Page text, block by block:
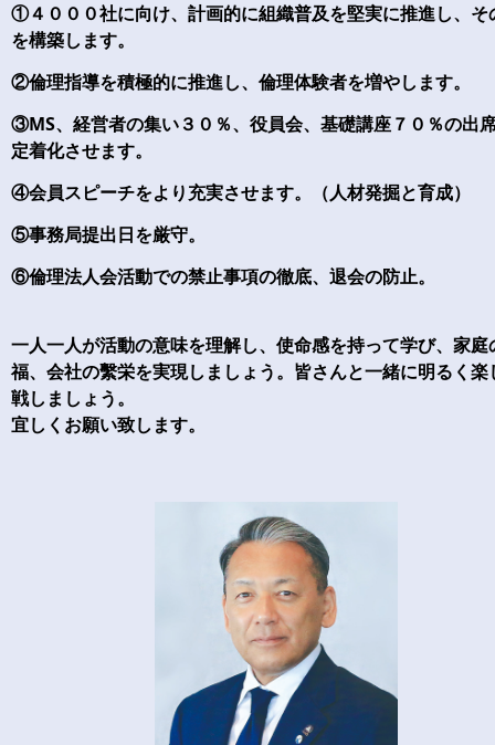
①４０００社に向け、計画的に組織普及を堅実に推進し、そ
を構築します。
②倫理指導を積極的に推進し、倫理体験者を増やします。
③MS、経営者の集い３０％、役員会、基礎講座７０％の出
定着化させます。
④会員スピーチをより充実させます。（人材発掘と育成）
⑤事務局提出日を厳守。
⑥倫理法人会活動での禁止事項の徹底、退会の防止。
一人一人が活動の意味を理解し、使命感を持って学び、家庭
福、会社の繫栄を実現しましょう。皆さんと一緒に明るく楽
戦しましょう。
宜しくお願い致します。